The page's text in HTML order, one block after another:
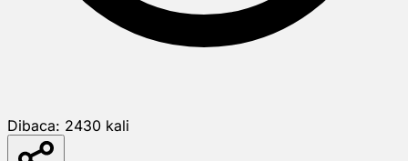
Dibaca: 2430 kali